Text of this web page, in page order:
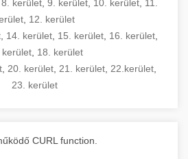
8. kerület, 9. kerület, 10. kerület, 11.
12. kerület
14. kerület 15. kerület 16. kerület
kerület 18. kerület
20. kerület 21. kerület 22.kerület
23. kerület
CURL function.